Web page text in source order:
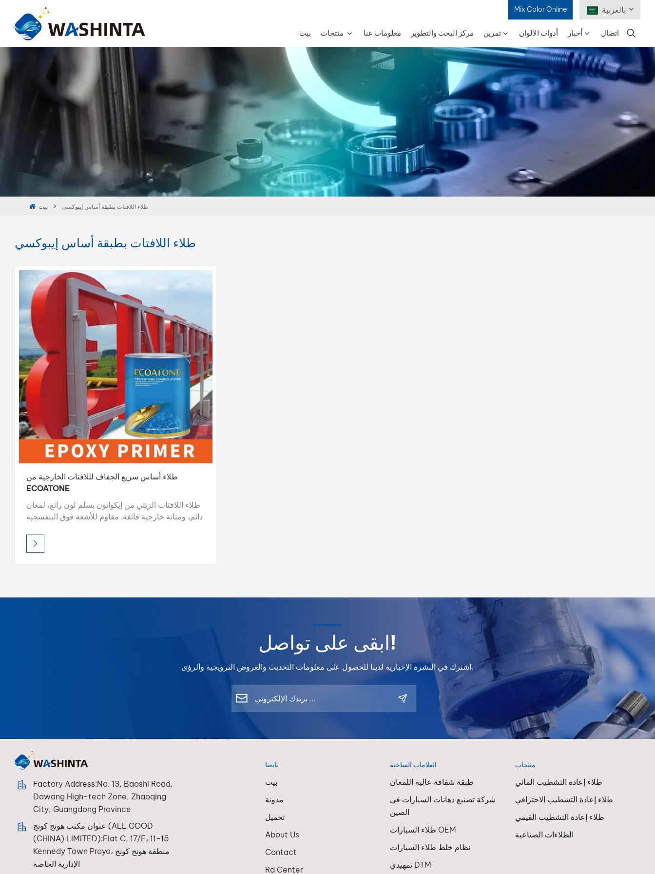
Mix Color Online بالعربية
English
Français
Deutsch
Português
بيت معلومات عنا مركز البحث والتطوير تمرين أدوات الألوان أخبار اتصال
بيت طلاء اللافتات بطبقة أساس إيبوكسي
طلاء اللافتات بطبقة أساس إيبوكسي
طلاء أساس سريع الجفاف لللافتات الخارجية من
ECOATONE
طلاء اللافتات الزيتي من إيكواتون يسلم لون رائع، لمعان
دائم، ومتانة خارجية فائقة. مقاوم للأشعة فوق البنفسجية
حتى في ظل الظروف القاسية. اختر من اللمعان أو
الساتان أو التشطيبات المؤثرة - سهل التطبيق، واحترافي
ابقى على تواصل!
اشترك في النشرة الإخبارية لدينا للحصول على معلومات التحديث والعروض الترويجية والرؤى.
Factory Address:No. 13, Baoshi Road,
Dawang High-tech Zone, Zhaoqing
City, Guangdong Province
عنوان مكتب هونج كونج (ALL GOOD
(CHINA) LIMITED):Flat C, 17/F، 11-15
Kennedy Town Praya، منطقة هونج كونج
الإدارية الخاصة
منتجات
طلاء إعادة التشطيب المائي
طلاء إعادة التشطيب الاحترافي
طلاء إعادة التشطيب القيمي
الطلاءات الصناعية
العلامات الساخنة
طبقة شفافة عالية اللمعان
شركة تصنيع دهانات السيارات في
الصين
طلاء السيارات OEM
نظام خلط طلاء السيارات
تمهيدي DTM
تابعنا
بيت
مدونة
تحميل
About Us
Contact
Rd Center